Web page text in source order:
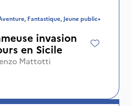
Fantastique, Jeune public•
invasion
en Sicile
Mattotti